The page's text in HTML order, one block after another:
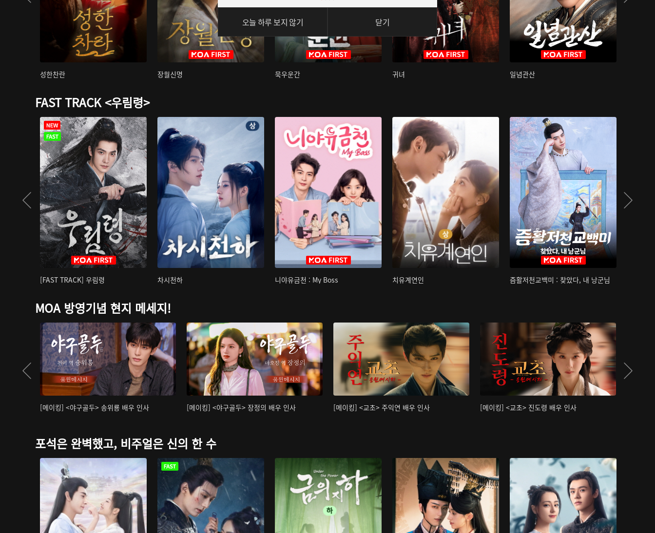
성한찬란 장월신명 묵우운간 귀녀 일념관산
FAST TRACK <우림령>
[FAST TRACK] 우림령 차시천하 니야유금천 : My Boss 치유계연인 즘활저천교백미 : 찾았다, 내 낭군님
MOA 방영기념 현지 메세지!
[메이킹] <야구골두> 송위룡 배우 인사 [메이킹] <야구골두> 장정의 배우 인사 [메이킹] <교초> 주익연 배우 인사 [메이킹] <교초> 진도령 배우 인사
포석은 완벽했고, 비주얼은 신의 한 수
오늘 하루 보지 않기 닫기